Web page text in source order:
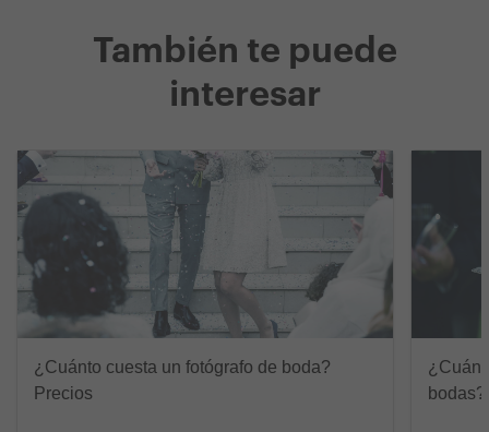
También te puede
interesar
¿Cuánto cuesta un fotógrafo de boda?
Precios
bodas?